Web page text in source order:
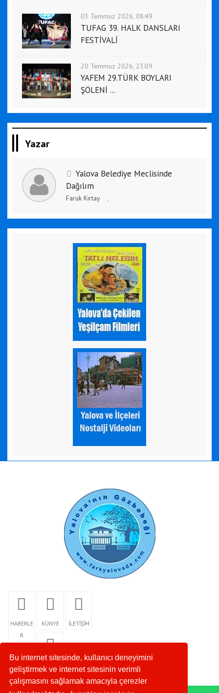
Bu internet sitesinde, kullanıcı deneyimini
geliştirmek ve internet sitesinin verimli
çalışmasını sağlamak amacıyla çerezler
03 Temmuz 2026, 08:49
TUFAG 39. HALK DANSLARI
FESTİVALİ
20 Temmuz 2026, 23:09
YAFEM 29.TÜRK BOYLARI
ŞÖLENİ ...
Yazar
Yalova Belediye Meclisinde
Dağılım
Faruk Kırtay ,
HABERLE
R
KÜNYE İLETİŞİM